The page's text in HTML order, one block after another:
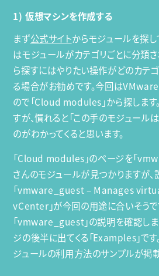
1) 仮想マシンを作成する
まず公式サイトからモジュールを探し
はモジュールがカテゴリごとに分類
ら探すにはやりたい操作がどのカテ
る場合がお勧めです。今回は
ので「Cloud modules」から探します
すが、慣れると「この手のモジュール
のがわかってくると思います。
「Cloud modules」のページを「
さんのモジュールが見つかりますが
「vmware_guest – Manages
vCenter」が今回の用途に合いそうで
「vmware_guest」の説明を確認しま
ジの後半に出てくる「Examples」です
ジュールの利用方法のサンプルが掲